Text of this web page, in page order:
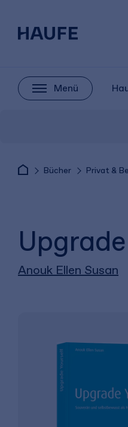
Menü
Bücher Privat &
Anouk Ellen Susan